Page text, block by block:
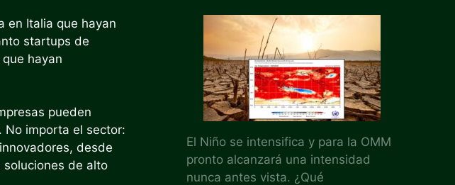
en Italia que hayan
startups de
hayan
pueden
No importa el sector:
desde
soluciones de alto
El Niño se intensifica y para la OMM
pronto alcanzará una intensidad
nunca antes vista. ¿Qué